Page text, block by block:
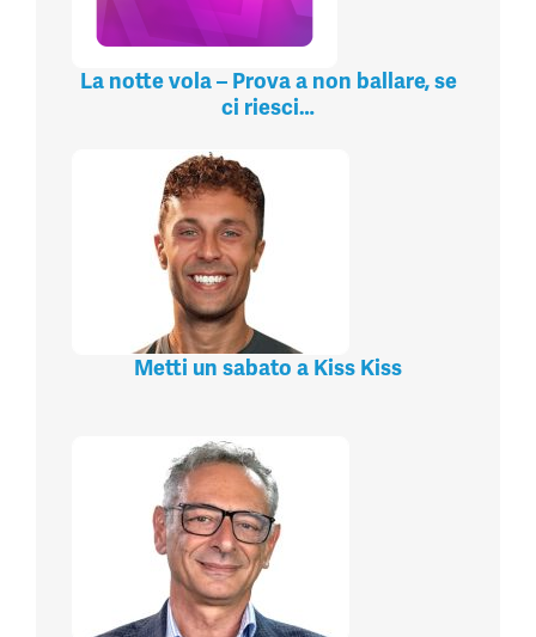
La notte vola – Prova a non ballare, se
ci riesci…
Metti un sabato a Kiss Kiss